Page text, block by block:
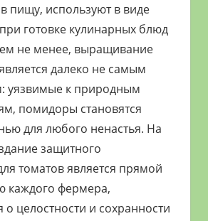
пищу, используют в виде
готовке кулинарных блюд
не менее, выращивание
далеко не самым
уязвимые к природным
помидоры становятся
для любого ненастья. На
защитного
томатов является прямой
каждого фермера,
о целостности и сохранности